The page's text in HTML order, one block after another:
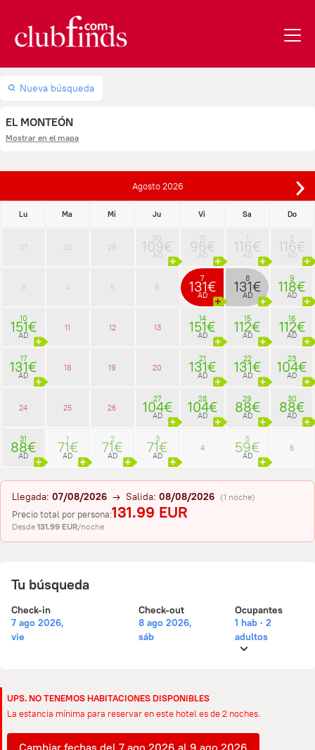
Nueva búsqueda
EL MONTEÓN
Mostrar en el mapa
Agosto 2026
Lu Ma Mi Ju Vi Sa Do
27 28 29
30
109€
AD
31
96€
AD
1
116€
AD
2
116€
AD
3 4 5 6
7
131€
AD
8
131€
AD
9
118€
AD
10
151€
AD
11 12 13
14
151€
AD
15
112€
AD
16
112€
AD
17
131€
AD
18 19 20
21
131€
AD
22
131€
AD
23
104€
AD
24 25 26
27
104€
AD
28
104€
AD
29
88€
AD
30
88€
AD
31
88€
AD
1
71€
AD
2
71€
AD
3
71€
AD
4
5
59€
AD
6
Llegada: 07/08/2026 → Salida: 08/08/2026 (1 noche)
Precio total por persona:131.99 EUR
Desde 131.99 EUR/noche
Tu búsqueda
Check-in
7 ago 2026,
vie
Check-out
8 ago 2026,
sáb
Ocupantes
1 hab · 2
adultos
UPS. NO TENEMOS HABITACIONES DISPONIBLES
La estancia mínima para reservar en este hotel es de 2 noches.
Cambiar fechas del 7 ago 2026 al 9 ago 2026